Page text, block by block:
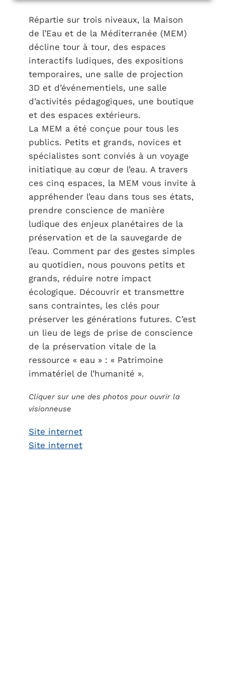
Répartie sur trois niveaux, la Maison
de l’Eau et de la Méditerranée (MEM)
décline tour à tour, des espaces
interactifs ludiques, des expositions
temporaires, une salle de projection
3D et d’événementiels, une salle
d’activités pédagogiques, une boutique
et des espaces extérieurs.
La MEM a été conçue pour tous les
publics. Petits et grands, novices et
spécialistes sont conviés à un voyage
initiatique au cœur de l’eau. A travers
ces cinq espaces, la MEM vous invite à
appréhender l’eau dans tous ses états,
prendre conscience de manière
ludique des enjeux planétaires de la
préservation et de la sauvegarde de
l’eau. Comment par des gestes simples
au quotidien, nous pouvons petits et
grands, réduire notre impact
écologique. Découvrir et transmettre
sans contraintes, les clés pour
préserver les générations futures. C’est
un lieu de legs de prise de conscience
de la préservation vitale de la
ressource « eau » : « Patrimoine
immatériel de l’humanité ».
Cliquer sur une des photos pour ouvrir la
visionneuse
Site internet
Site internet